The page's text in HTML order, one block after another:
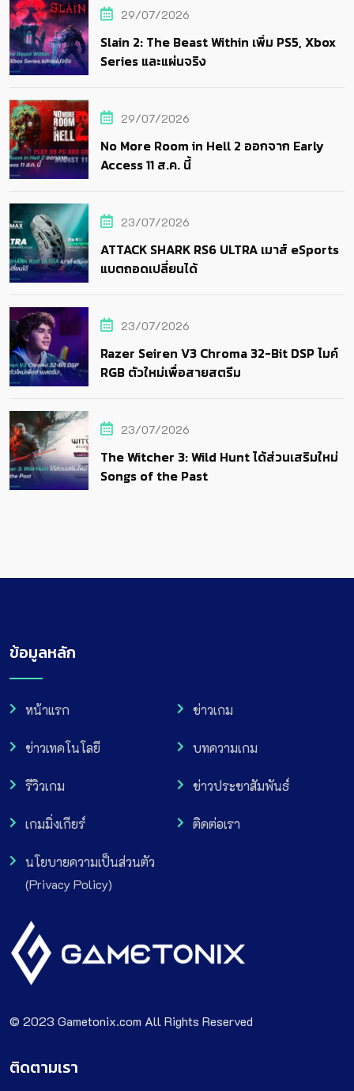
29/07/2026
Slain 2: The Beast Within เพิ่ม PS5, Xbox
Series และแผ่นจริง
29/07/2026
No More Room in Hell 2 ออกจาก Early
Access 11 ส.ค. นี้
23/07/2026
ATTACK SHARK RS6 ULTRA เมาส์ eSports
แบตถอดเปลี่ยนได้
23/07/2026
Razer Seiren V3 Chroma 32-Bit DSP ไมค์
RGB ตัวใหม่เพื่อสายสตรีม
23/07/2026
The Witcher 3: Wild Hunt ได้ส่วนเสริมใหม่
Songs of the Past
ข้อมูลหลัก
หน้าแรก ข่าวเกม
ข่าวเทคโนโลยี บทความเกม
รีวิวเกม ข่าวประชาสัมพันธ์
เกมมิ่งเกียร์ ติดต่อเรา
นโยบายความเป็นส่วนตัว
(Privacy Policy)
© 2023 Gametonix.com All Rights Reserved
ติดตามเรา